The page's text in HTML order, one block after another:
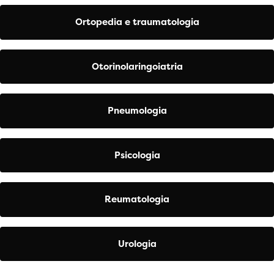
Ortopedia e traumatologia
Otorinolaringoiatria
Pneumologia
Psicologia
Reumatologia
Urologia